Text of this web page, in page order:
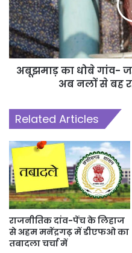
अबूझमाड़ का धोबे गांव-
अब नलों से बह
Related Articles
राजनीतिक दांव-पेंच के लिहाज
से अहम मनेंद्रगढ़ में डीएफओ का
तबादला चर्चा में